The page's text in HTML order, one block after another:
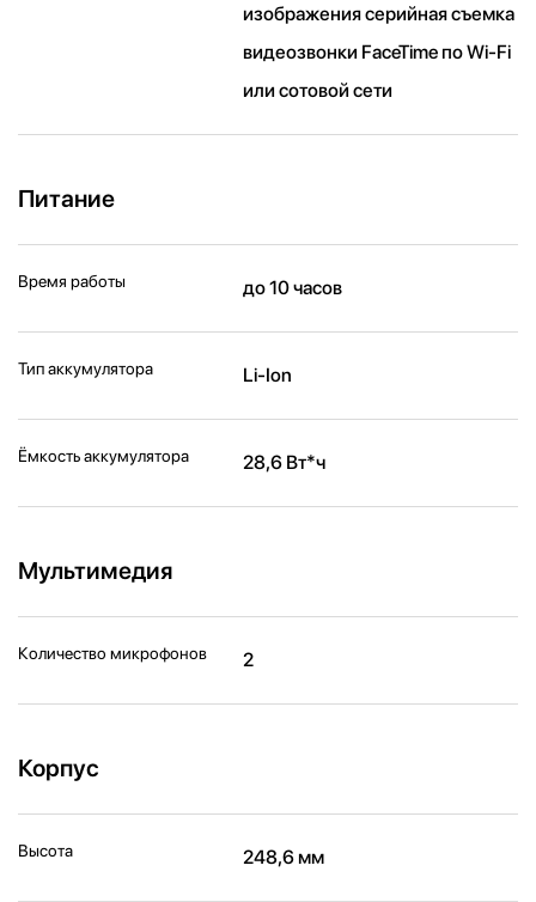
изображения серийная съемка
видеозвонки FaceTime по Wi‑Fi
или сотовой сети
Питание
Время работы до 10 часов
Тип аккумулятора Li-Ion
Ёмкость аккумулятора 28,6 Вт*ч
Мультимедия
Количество микрофонов 2
Корпус
Высота 248,6 мм